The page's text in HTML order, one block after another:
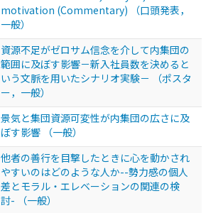
motivation (Commentary)
（口頭発表，
一般）
資源不足がゼロサム信念を介して内集団の
範囲に及ぼす影響－新入社員数を決めると
いう文脈を用いたシナリオ実験－
（ポスタ
ー，一般）
景気と集団資源可変性が内集団の広さに及
ぼす影響
（一般）
他者の善行を目撃したときに心を動かされ
やすいのはどのような人か--勢力感の個人
差とモラル・エレベーションの関連の検
討-
（一般）